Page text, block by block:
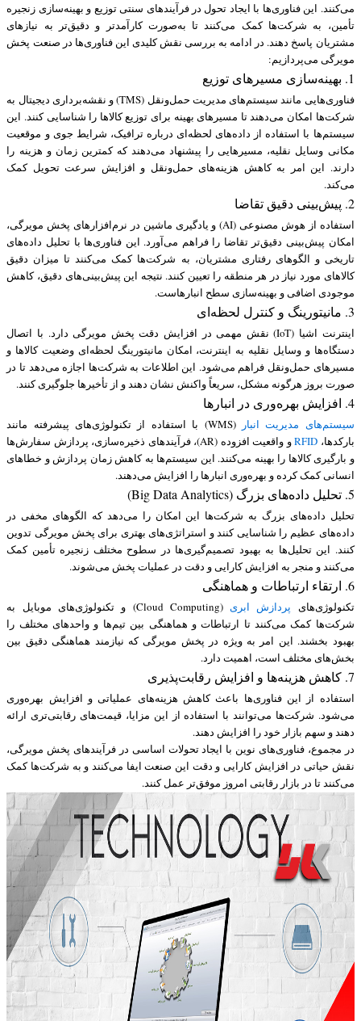
می‌کنند. این فناوری‌ها با ایجاد تحول در فرآیندهای سنتی توزیع و بهینه‌سازی زنجیره
تأمین، به شرکت‌ها کمک می‌کنند تا به‌صورت کارآمدتر و دقیق‌تر به نیازهای
مشتریان پاسخ دهند. در ادامه به بررسی نقش کلیدی این فناوری‌ها در صنعت پخش
مویرگی می‌پردازیم:
1. بهینه‌سازی مسیرهای توزیع
فناوری‌هایی مانند سیستم‌های مدیریت حمل‌ونقل (TMS) و نقشه‌برداری دیجیتال به
شرکت‌ها امکان می‌دهند تا مسیرهای بهینه برای توزیع کالاها را شناسایی کنند. این
سیستم‌ها با استفاده از داده‌های لحظه‌ای درباره ترافیک، شرایط جوی و موقعیت
مکانی وسایل نقلیه، مسیرهایی را پیشنهاد می‌دهند که کمترین زمان و هزینه را
دارند. این امر به کاهش هزینه‌های حمل‌ونقل و افزایش سرعت تحویل کمک
می‌کند.
2. پیش‌بینی دقیق تقاضا
استفاده از هوش مصنوعی (AI) و یادگیری ماشین در نرم‌افزارهای پخش مویرگی،
امکان پیش‌بینی دقیق‌تر تقاضا را فراهم می‌آورد. این فناوری‌ها با تحلیل داده‌های
تاریخی و الگوهای رفتاری مشتریان، به شرکت‌ها کمک می‌کنند تا میزان دقیق
کالاهای مورد نیاز در هر منطقه را تعیین کنند. نتیجه این پیش‌بینی‌های دقیق، کاهش
موجودی اضافی و بهینه‌سازی سطح انبارهاست.
3. مانیتورینگ و کنترل لحظه‌ای
اینترنت اشیا (IoT) نقش مهمی در افزایش دقت پخش مویرگی دارد. با اتصال
دستگاه‌ها و وسایل نقلیه به اینترنت، امکان مانیتورینگ لحظه‌ای وضعیت کالاها و
مسیرهای حمل‌ونقل فراهم می‌شود. این اطلاعات به شرکت‌ها اجازه می‌دهد تا در
صورت بروز هرگونه مشکل، سریعاً واکنش نشان دهند و از تأخیرها جلوگیری کنند.
4. افزایش بهره‌وری در انبارها
سیستم‌های مدیریت انبار
(WMS) با استفاده از تکنولوژی‌های پیشرفته مانند
بارکدها، RFID
و واقعیت افزوده (AR)، فرآیندهای ذخیره‌سازی، پردازش سفارش‌ها
و بارگیری کالاها را بهینه می‌کنند. این سیستم‌ها به کاهش زمان پردازش و خطاهای
انسانی کمک کرده و بهره‌وری انبارها را افزایش می‌دهند.
5. تحلیل داده‌های بزرگ (Big Data Analytics)
تحلیل داده‌های بزرگ به شرکت‌ها این امکان را می‌دهد که الگوهای مخفی در
داده‌های عظیم را شناسایی کنند و استراتژی‌های بهتری برای پخش مویرگی تدوین
کنند. این تحلیل‌ها به بهبود تصمیم‌گیری‌ها در سطوح مختلف زنجیره تأمین کمک
می‌کنند و منجر به افزایش کارایی و دقت در عملیات پخش می‌شوند.
6. ارتقاء ارتباطات و هماهنگی
تکنولوژی‌های پردازش ابری
(Cloud Computing) و تکنولوژی‌های موبایل به
شرکت‌ها کمک می‌کنند تا ارتباطات و هماهنگی بین تیم‌ها و واحدهای مختلف را
بهبود بخشند. این امر به ویژه در پخش مویرگی که نیازمند هماهنگی دقیق بین
بخش‌های مختلف است، اهمیت دارد.
7. کاهش هزینه‌ها و افزایش رقابت‌پذیری
استفاده از این فناوری‌ها باعث کاهش هزینه‌های عملیاتی و افزایش بهره‌وری
می‌شود. شرکت‌ها می‌توانند با استفاده از این مزایا، قیمت‌های رقابتی‌تری ارائه
دهند و سهم بازار خود را افزایش دهند.
در مجموع، فناوری‌های نوین با ایجاد تحولات اساسی در فرآیندهای پخش مویرگی،
نقش حیاتی در افزایش کارایی و دقت این صنعت ایفا می‌کنند و به شرکت‌ها کمک
می‌کنند تا در بازار رقابتی امروز موفق‌تر عمل کنند.